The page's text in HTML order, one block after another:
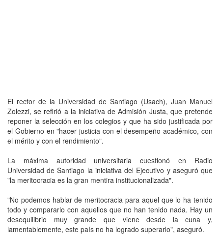
El rector de la Universidad de Santiago (Usach), Juan Manuel
Zolezzi, se refirió a la iniciativa de Admisión Justa, que pretende
reponer la selección en los colegios y que ha sido justificada por
el Gobierno en "hacer justicia con el desempeño académico, con
el mérito y con el rendimiento".
La máxima autoridad universitaria cuestionó en Radio
Universidad de Santiago la iniciativa del Ejecutivo y aseguró que
"la meritocracia es la gran mentira institucionalizada".
"No podemos hablar de meritocracia para aquel que lo ha tenido
todo y compararlo con aquellos que no han tenido nada. Hay un
desequilibrio muy grande que viene desde la cuna y,
lamentablemente, este país no ha logrado superarlo", aseguró.